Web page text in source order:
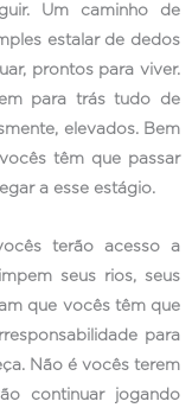
Um caminho de
estalar de dedos
prontos para viver.
para trás tudo de
elevados. Bem
têm que passar
a esse estágio.
terão acesso a
seus rios, seus
que vocês têm que
para
Não é vocês terem
continuar jogando